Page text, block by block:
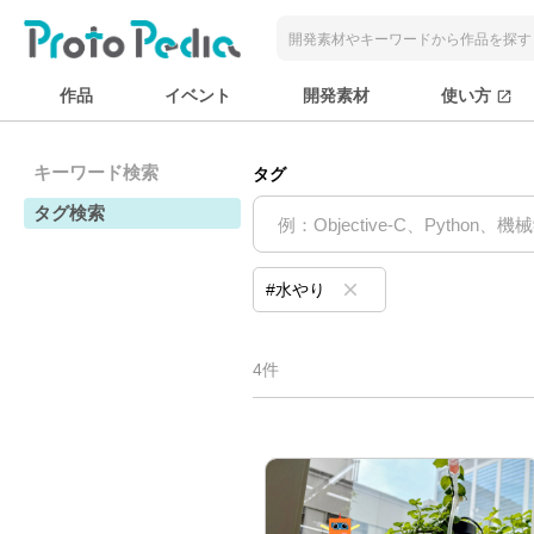
作品 イベント 開発素材 使い方 open_in_new
キーワード検索
タグ検索
タグ
#水やり clear
4件